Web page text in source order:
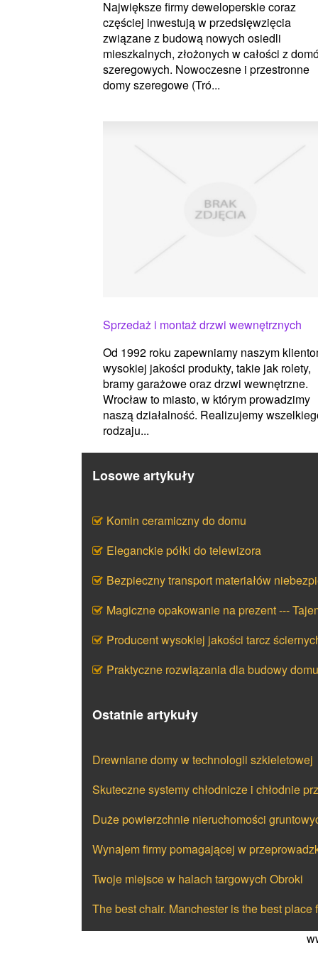
Największe firmy deweloperskie coraz
częściej inwestują w przedsięwzięcia
związane z budową nowych osiedli
mieszkalnych, złożonych w całości z
szeregowych. Nowoczesne i przestronne
domy szeregowe (Tró...
Sprzedaż i montaż drzwi wewnętrznych
Od 1992 roku zapewniamy naszym
wysokiej jakości produkty, takie jak rolety,
bramy garażowe oraz drzwi wewnętrzne.
Wrocław to miasto, w którym prowadzimy
naszą działalność. Realizujemy
rodzaju...
Losowe artykuły
Komin ceramiczny do domu
Eleganckie półki do telewizora
Bezpieczny transport materiałów
Magiczne opakowanie na prezent ---
Producent wysokiej jakości tarcz
Praktyczne rozwiązania dla budowy domu
Ostatnie artykuły
Drewniane domy w technologii szkieletowej
Skuteczne systemy chłodnicze i chłodnie
Duże powierzchnie nieruchomości
Wynajem firmy pomagającej w
Twoje miejsce w halach targowych Obroki
The best chair. Manchester is the best place